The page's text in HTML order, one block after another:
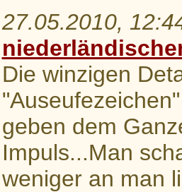
27.05.2010,
Die winzigen
geben dem
Impuls...Man
weniger an man